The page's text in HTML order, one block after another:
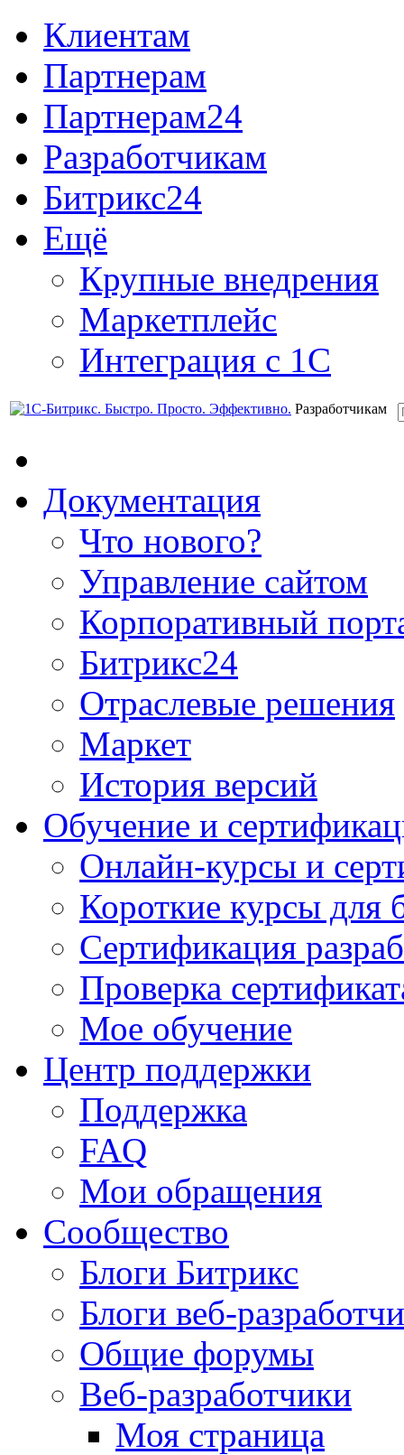
Клиентам
Партнерам
Партнерам24
Разработчикам
Битрикс24
Ещё
Крупные внедрения
Маркетплейс
Интеграция с 1С
Разработчикам
Документация
Что нового?
Управление сайтом
Корпоративный
Битрикс24
Отраслевые решения
Маркет
История версий
Обучение и
Онлайн-курсы и
Короткие курсы для
Сертификация
Проверка
Мое обучение
Центр поддержки
Поддержка
FAQ
Мои обращения
Сообщество
Блоги Битрикс
Блоги веб-
Общие форумы
Веб-разработчики
Моя страница